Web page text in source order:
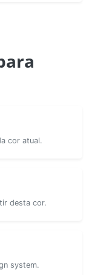
cor atual.
desta cor.
system.